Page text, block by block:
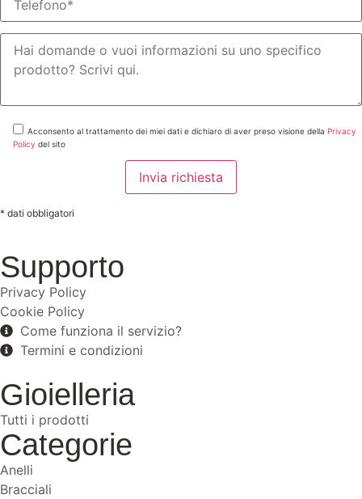
Acconsento al trattamento dei miei dati e dichiaro di aver preso visione della Privacy
Policy del sito
* dati obbligatori
Supporto
Privacy Policy
Cookie Policy
Come funziona il servizio?
Termini e condizioni
Gioielleria
Tutti i prodotti
Categorie
Anelli
Bracciali